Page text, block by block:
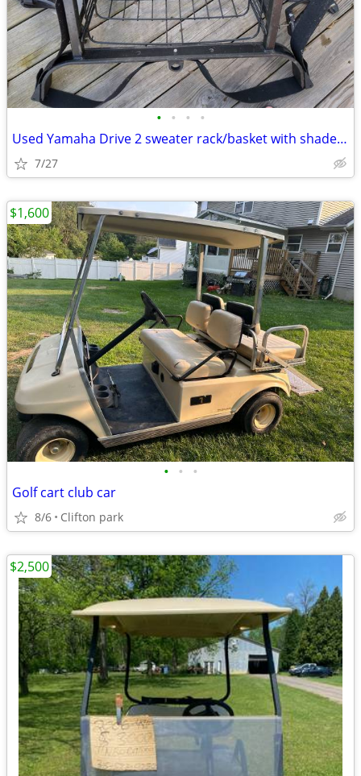
• • • •
Used Yamaha Drive 2 sweater rack/basket with shade and club straps
7/27
• • •
Golf cart club car
8/6 Clifton park
$1,600
$2,500